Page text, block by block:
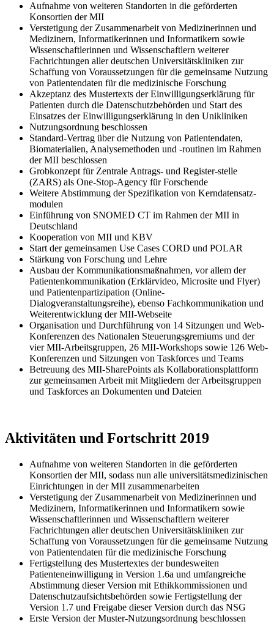
Aufnahme von weiteren Standorten in die geförderten
Konsortien der MII
Verstetigung der Zusammenarbeit von Medizinerinnen und
Medizinern, Informatikerinnen und Informatikern sowie
Wissenschaftlerinnen und Wissenschaftlern weiterer
Fachrichtungen aller deutschen Universitätskliniken zur
Schaffung von Voraussetzungen für die gemeinsame Nutzung
von Patientendaten für die medizinische Forschung
Akzeptanz des Mustertexts der Einwilligungserklärung für
Patienten durch die Datenschutzbehörden und Start des
Einsatzes der Einwilligungserklärung in den Unikliniken
Nutzungsordnung beschlossen
Standard-Vertrag über die Nutzung von Patientendaten,
Biomaterialien, Analysemethoden und -routinen im Rahmen
der MII beschlossen
Grobkonzept für Zentrale Antrags- und Register-stelle
(ZARS) als One-Stop-Agency für Forschende
Weitere Abstimmung der Spezifikation von Kerndatensatz­
modulen
Einführung von SNOMED CT im Rahmen der MII in
Deutschland
Kooperation von MII und KBV
Start der gemeinsamen Use Cases CORD und POLAR
Stärkung von Forschung und Lehre
Ausbau der Kommunikations­maßnahmen, vor allem der
Patienten­kommunikation (Erklärvideo, Microsite und Flyer)
und Patienten­partizipation (Online-
Dialogveranstaltungsreihe), ebenso Fach­kommunikation und
Weiterentwicklung der MII-Webseite
Organisation und Durchführung von 14 Sitzungen und Web-
Konferenzen des Nationalen Steuerungsgremiums und der
vier MII-Arbeitsgruppen, 26 MII-Workshops sowie 126 Web-
Konferenzen und Sitzungen von Taskforces und Teams
Betreuung des MII-SharePoints als Kollaborations­plattform
zur gemeinsamen Arbeit mit Mitgliedern der Arbeitsgruppen
und Taskforces an Dokumenten und Dateien
Aktivitäten und Fortschritt 2019
​​​Aufnahme von weiteren Standorten in die geförderten
Konsortien der MII, sodass nun alle universitäts­medizinischen
Einrichtungen in der MII zusammenarbeiten
Verstetigung der Zusammenarbeit von Medizinerinnen und
Medizinern, Informatikerinnen und Informatikern sowie
Wissenschaftlerinnen und Wissenschaftlern weiterer
Fachrichtungen aller deutschen Universitäts­kliniken zur
Schaffung von Voraussetzungen für die gemeinsame Nutzung
von Patientendaten für die medizinische Forschung
Fertigstellung des Mustertextes der bundesweiten
Patienteneinwilligung in Version 1.6a und umfangreiche
Abstimmung dieser Version mit Ethik­kommissionen und
Datenschutz­aufsichts­behörden sowie Fertigstellung der
Version 1.7 und Freigabe dieser Version durch das NSG
Erste Version der Muster-Nutzungsordnung beschlossen